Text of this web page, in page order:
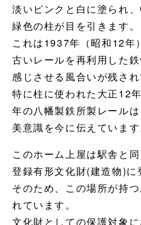
淡いピンクと白に塗られ
緑色の柱が目を引きます。
これは1937年（昭和12年
古いレールを再利用した
感じさせる風合いが残され
特に柱に使われた大正12
年の八幡製鉄所製レール
美意識を今に伝えています
このホーム上屋は駅舎と
登録有形文化財(建造物)に
そのため、この場所が持
れています。
文化財としての保護対象